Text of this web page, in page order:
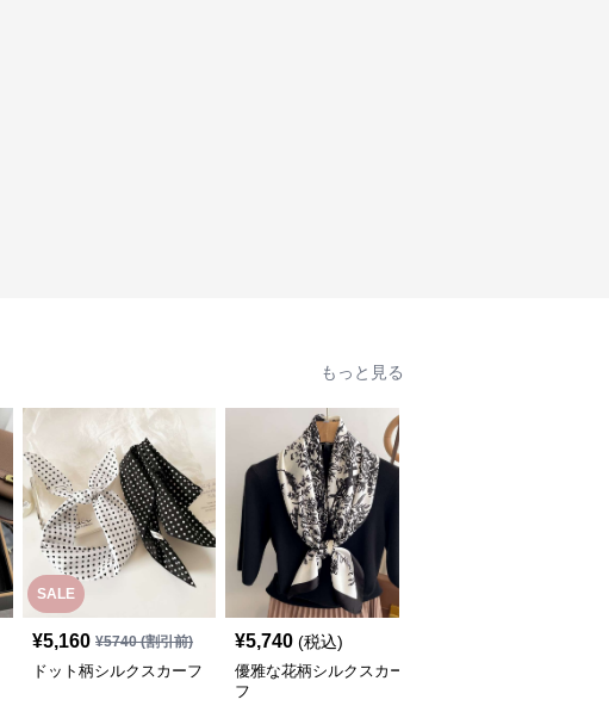
もっと見る
SALE
¥5,160 ¥5740(割引前)
ドット柄シルクスカーフ
¥5,740 (税込)
優雅な花柄シルクスカー
フ